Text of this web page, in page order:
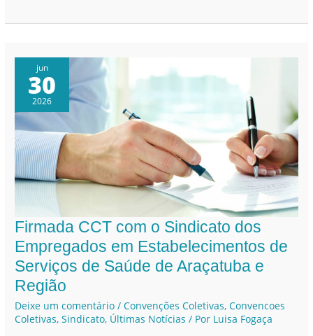
jun
30
2026
Firmada CCT com o Sindicato dos
Empregados em Estabelecimentos de
Serviços de Saúde de Araçatuba e
Região
Deixe um comentário /Convenções Coletivas,Convencoes
Coletivas,Sindicato, Últimas Notícias / Por Luisa Fogaça
Firmada
CCT
com
o
Sindicato
dos